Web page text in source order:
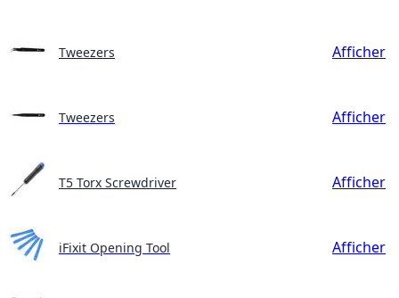
Tweezers Afficher
Tweezers Afficher
T5 Torx Screwdriver Afficher
iFixit Opening Tool Afficher